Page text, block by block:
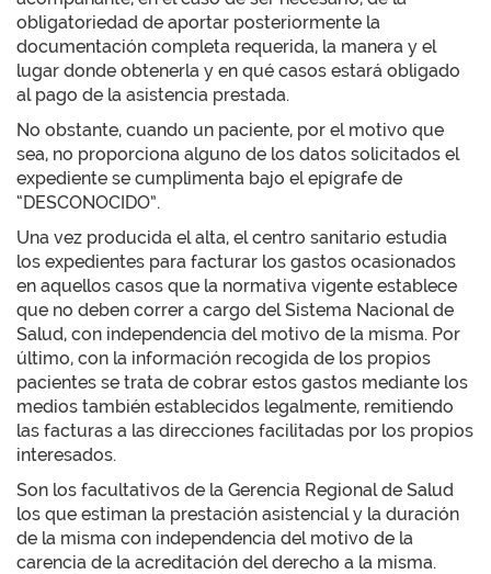
obligatoriedad de aportar posteriormente la
documentación completa requerida, la manera y el
lugar donde obtenerla y en qué casos estará obligado
al pago de la asistencia prestada.
No obstante, cuando un paciente, por el motivo que
sea, no proporciona alguno de los datos solicitados el
expediente se cumplimenta bajo el epígrafe de
“DESCONOCIDO”.
Una vez producida el alta, el centro sanitario estudia
los expedientes para facturar los gastos ocasionados
en aquellos casos que la normativa vigente establece
que no deben correr a cargo del Sistema Nacional de
Salud, con independencia del motivo de la misma. Por
último, con la información recogida de los propios
pacientes se trata de cobrar estos gastos mediante los
medios también establecidos legalmente, remitiendo
las facturas a las direcciones facilitadas por los propios
interesados.
Son los facultativos de la Gerencia Regional de Salud
los que estiman la prestación asistencial y la duración
de la misma con independencia del motivo de la
carencia de la acreditación del derecho a la misma.